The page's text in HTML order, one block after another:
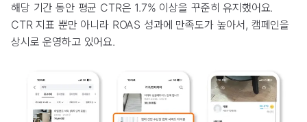
해당 기간 동안 평균 CTR은 1.7% 이상을 꾸준히 유지했어요.
CTR 지표 뿐만 아니라 ROAS 성과에 만족도가 높아서, 캠페인을
상시로 운영하고 있어요.